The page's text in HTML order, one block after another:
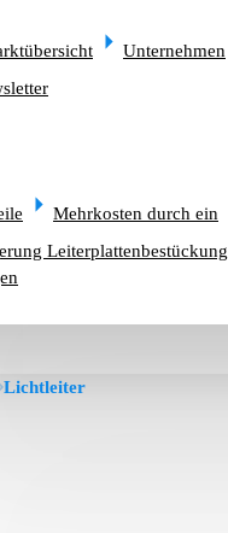
Unternehmen
Mehrkosten durch ein
Leiterplattenbestückung
Lichtleiter